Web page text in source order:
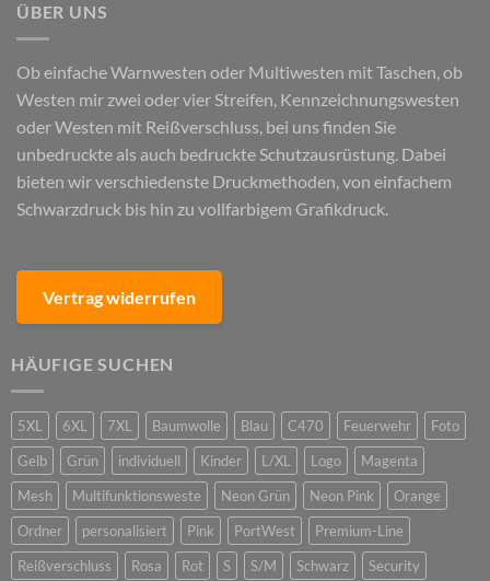
ÜBER UNS
Ob einfache Warnwesten oder Multiwesten mit Taschen, ob
Westen mir zwei oder vier Streifen, Kennzeichnungswesten
oder Westen mit Reißverschluss, bei uns finden Sie
unbedruckte als auch bedruckte Schutzausrüstung. Dabei
bieten wir verschiedenste Druckmethoden, von einfachem
Schwarzdruck bis hin zu vollfarbigem Grafikdruck.
Vertrag widerrufen
HÄUFIGE SUCHEN
5XL 6XL 7XL Baumwolle Blau C470 Feuerwehr
Foto
Gelb
Grün individuell Kinder L/XL Logo
Magenta
Mesh
Multifunktionsweste Neon Grün Neon Pink
Orange
Ordner
personalisiert Pink PortWest
Premium-Line
Reißverschluss
Rosa Rot S S/M Schwarz
Security